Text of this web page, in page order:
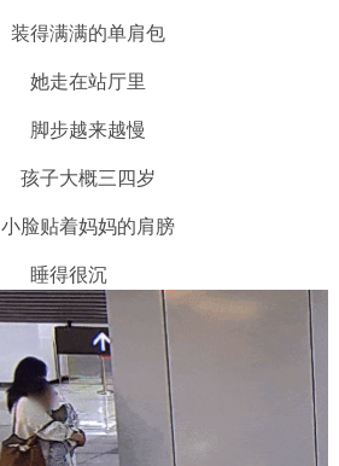
装得满满的单肩包
她走在站厅里
脚步越来越慢
孩子大概三四岁
小脸贴着妈妈的肩膀
睡得很沉